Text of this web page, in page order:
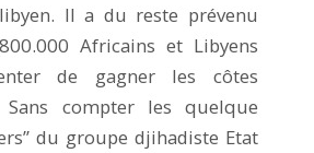
Il a du reste prévenu
Africains et Libyens
de gagner les côtes
Sans compter les quelque
du groupe djihadiste Etat